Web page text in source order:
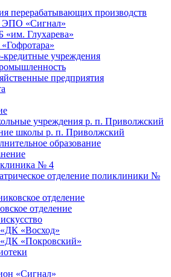
перерабатывающих производств
«Сигнал»
Глухарева»
учреждения
предприятия
учреждения р. п. Приволжский
школы р. п. Приволжский
образование
№ 4
отделение поликлиники №
отделение
отделение
«Восход»
«Покровский»
«Сигнал»